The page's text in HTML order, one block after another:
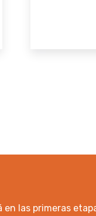
las primeras